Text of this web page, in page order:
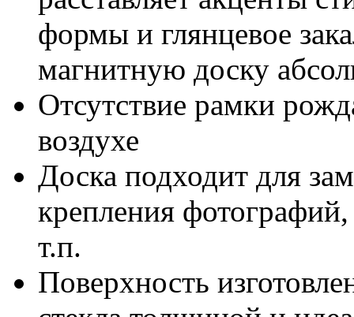
формы и глянцевое
магнитную доску
Отсутствие рамки
воздухе
Доска подходит для
крепления
т.п.
Поверхность